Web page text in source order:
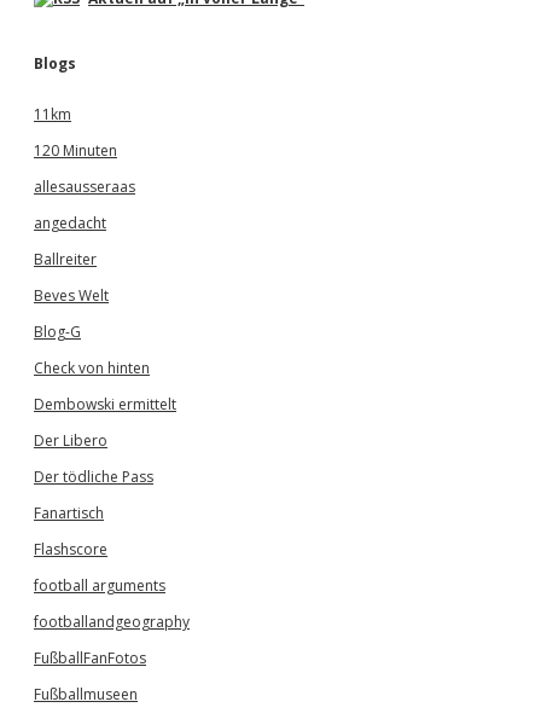
Blogs
11km
120 Minuten
allesausseraas
angedacht
Ballreiter
Beves Welt
Blog-G
Check von hinten
Dembowski ermittelt
Der Libero
Der tödliche Pass
Fanartisch
Flashscore
football arguments
footballandgeography
FußballFanFotos
Fußballmuseen